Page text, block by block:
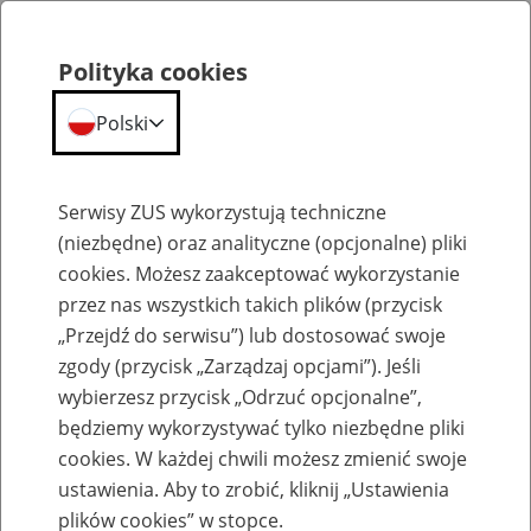
Komunikaty
Polityka cookies
Polski
Serwisy ZUS wykorzystują techniczne
(niezbędne) oraz analityczne (opcjonalne) pliki
cookies. Możesz zaakceptować wykorzystanie
przez nas wszystkich takich plików (przycisk
„Przejdź do serwisu”) lub dostosować swoje
zgody (przycisk „Zarządzaj opcjami”). Jeśli
wybierzesz przycisk „Odrzuć opcjonalne”,
będziemy wykorzystywać tylko niezbędne pliki
cookies. W każdej chwili możesz zmienić swoje
ustawienia. Aby to zrobić, kliknij „Ustawienia
plików cookies” w stopce.